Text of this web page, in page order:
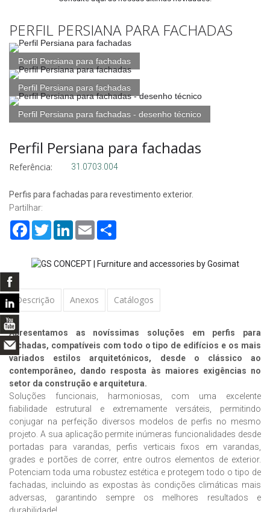
PERFIL PERSIANA PARA FACHADAS
Perfil Persiana para fachadas
Perfil Persiana para fachadas
Perfil Persiana para fachadas - desenho técnico
Perfil Persiana para fachadas
Referência: 31.0703.004
Perfis para fachadas para revestimento exterior.
Partilhar:
FacebookTwitterLinkedInEmail
Descrição Anexos Catálogos
Apresentamos as novíssimas soluções em perfis para
fachadas, compatíveis com todo o tipo de edifícios e os mais
variados estilos arquitetónicos, desde o clássico ao
contemporâneo, dando resposta às maiores exigências no
setor da construção e arquitetura.
Soluções funcionais, harmoniosas, com uma excelente
fiabilidade estrutural e extremamente versáteis, permitindo
conjugar na perfeição diversos modelos de perfis no mesmo
projeto. A sua aplicação permite inúmeras funcionalidades desde
portadas para varandas, perfis verticais fixos em varandas,
grades e portões de correr, entre outros elementos de exterior.
Potenciam toda uma robustez estética e protegem todo o tipo de
fachadas, incluindo as expostas às condições climáticas mais
adversas, garantindo sempre os melhores resultados e